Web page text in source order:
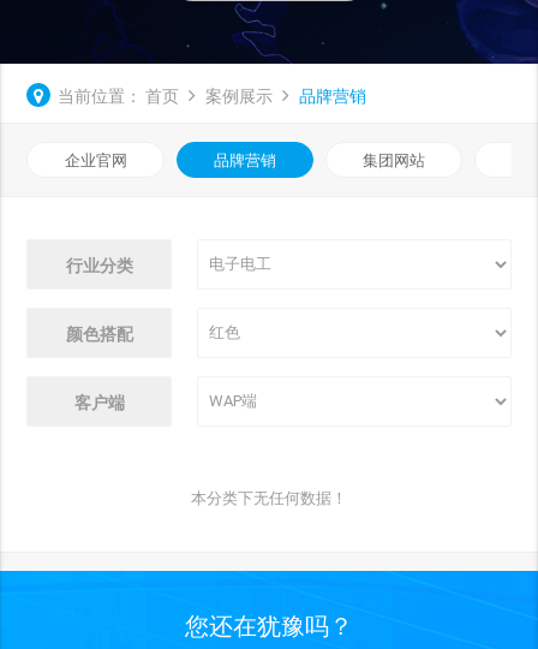
当前位置： 首页 案例展示 品牌营销
企业官网 品牌营销 集团网站
行业分类
颜色搭配
客户端
本分类下无任何数据！
您还在犹豫吗？